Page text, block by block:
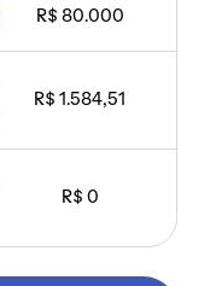
R$ 80.000
R$ 1.584,51
R$ 0